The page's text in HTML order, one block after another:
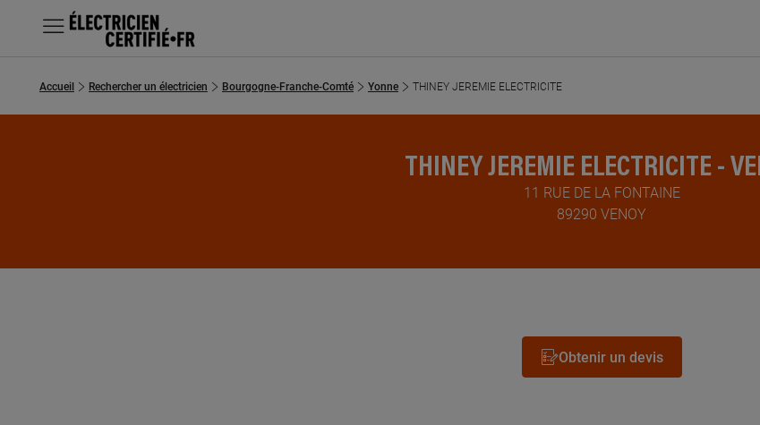
MENU
Chercher un électricien
Accueil Rechercher un électricien Bourgogne-Franche-Comté Yonne THINEY JEREMIE ELECTRICITE
THINEY JEREMIE ELECTRICITE -
11 RUE DE LA FONTAINE
89290 VENOY
Obtenir un devis